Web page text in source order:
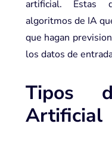
artificial. Estas
algoritmos de IA
que hagan
los datos de
Tipos
Artificial